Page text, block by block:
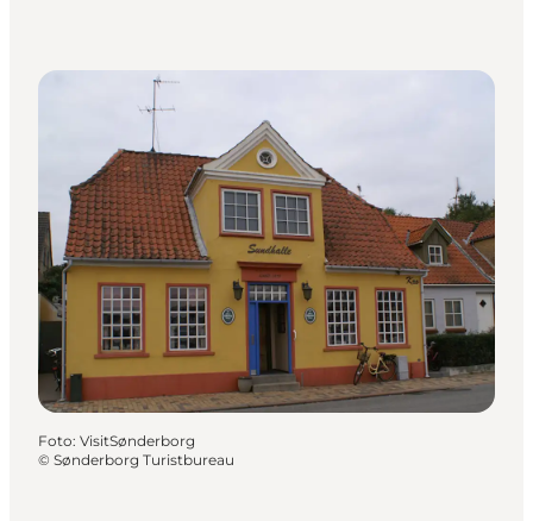
Foto: VisitSønderborg
© Sønderborg Turistbureau